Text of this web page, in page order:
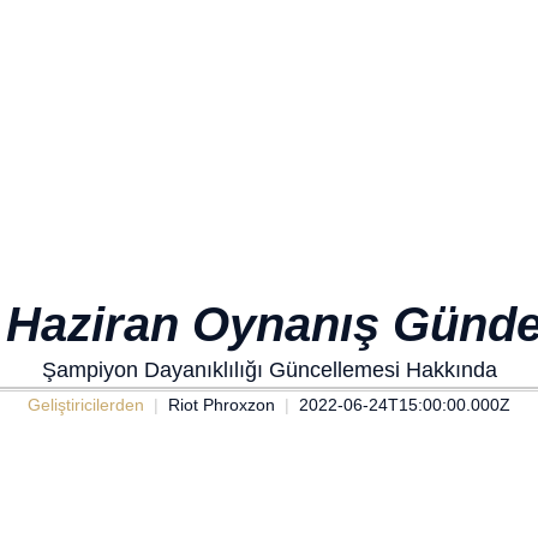
Oynanış
Şampiyon Dayanıklılığı Güncellemesi Hakkında
Geliştiricilerden Riot Phroxzon 2022-06-24T15:00:00.000Z